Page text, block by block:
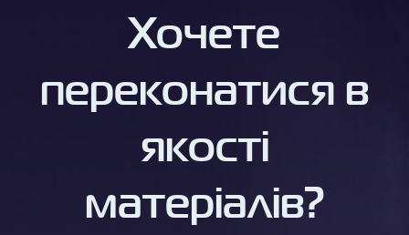
Хочете
переконатися в
якості
матеріалів?